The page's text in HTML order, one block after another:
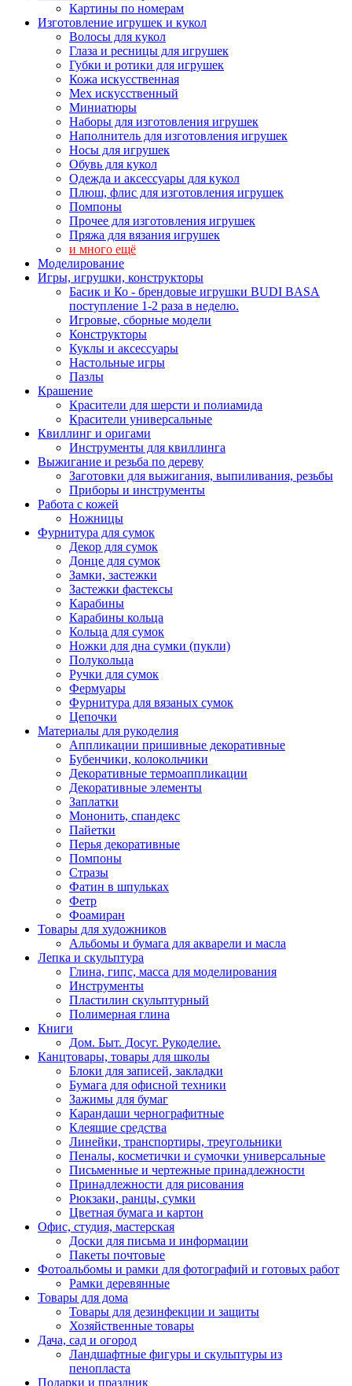
Картины по номерам
Изготовление игрушек и кукол
Волосы для кукол
Глаза и ресницы для игрушек
Губки и ротики для игрушек
Кожа искусственная
Мех искусственный
Миниатюры
Наборы для изготовления игрушек
Наполнитель для изготовления игрушек
Носы для игрушек
Обувь для кукол
Одежда и аксессуары для кукол
Плюш, флис для изготовления игрушек
Помпоны
Прочее для изготовления игрушек
Пряжа для вязания игрушек
и много ещё
Моделирование
Игры, игрушки, конструкторы
Басик и Ко - брендовые игрушки BUDI BASA
поступление 1-2 раза в неделю.
Игровые, сборные модели
Конструкторы
Куклы и аксессуары
Настольные игры
Пазлы
Крашение
Красители для шерсти и полиамида
Красители универсальные
Квиллинг и оригами
Инструменты для квиллинга
Выжигание и резьба по дереву
Заготовки для выжигания, выпиливания, резьбы
Приборы и инструменты
Работа с кожей
Ножницы
Фурнитура для сумок
Декор для сумок
Донце для сумок
Замки, застежки
Застежки фастексы
Карабины
Карабины кольца
Кольца для сумок
Ножки для дна сумки (пукли)
Полукольца
Ручки для сумок
Фермуары
Фурнитура для вязаных сумок
Цепочки
Материалы для рукоделия
Аппликации пришивные декоративные
Бубенчики, колокольчики
Декоративные термоаппликации
Декоративные элементы
Заплатки
Мононить, спандекс
Пайетки
Перья декоративные
Помпоны
Стразы
Фатин в шпульках
Фетр
Фоамиран
Товары для художников
Альбомы и бумага для акварели и масла
Лепка и скульптура
Глина, гипс, масса для моделирования
Инструменты
Пластилин скульптурный
Полимерная глина
Книги
Дом. Быт. Досуг. Рукоделие.
Канцтовары, товары для школы
Блоки для записей, закладки
Бумага для офисной техники
Зажимы для бумаг
Карандаши чернографитные
Клеящие средства
Линейки, транспортиры, треугольники
Пеналы, косметички и сумочки универсальные
Письменные и чертежные принадлежности
Принадлежности для рисования
Рюкзаки, ранцы, сумки
Цветная бумага и картон
Офис, студия, мастерская
Доски для письма и информации
Пакеты почтовые
Фотоальбомы и рамки для фотографий и готовых работ
Рамки деревянные
Товары для дома
Товары для дезинфекции и защиты
Хозяйственные товары
Дача, сад и огород
Ландшафтные фигуры и скульптуры из
пенопласта
Подарки и праздник